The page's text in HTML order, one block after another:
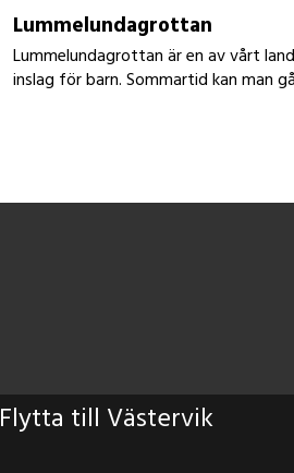
Lummelundagrottan
Lummelundagrottan är en av vårt
inslag för barn. Sommartid kan man
Flytta till Västervik